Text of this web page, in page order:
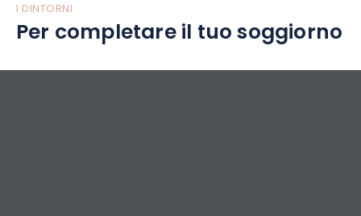
I DINTORNI
Per completare il tuo soggiorno